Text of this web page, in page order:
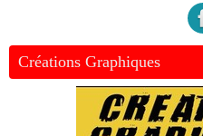
Créations Graphiques